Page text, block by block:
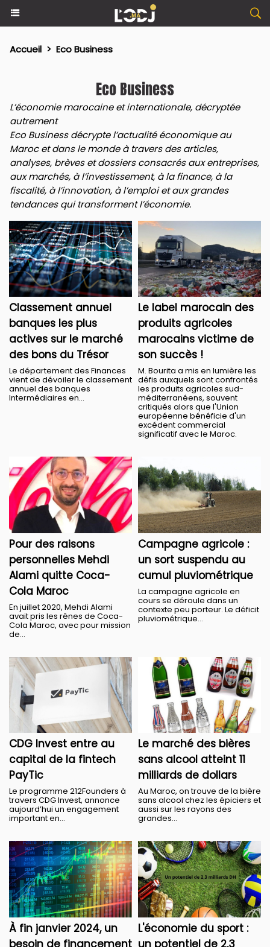
Accueil > Eco Business
Eco Business
L’économie marocaine et internationale, décryptée
autrement
Eco Business décrypte l’actualité économique au
Maroc et dans le monde à travers des articles,
analyses, brèves et dossiers consacrés aux entreprises,
aux marchés, à l’investissement, à la finance, à la
fiscalité, à l’innovation, à l’emploi et aux grandes
tendances qui transforment l’économie.
Classement annuel
banques les plus
actives sur le marché
des bons du Trésor
Le département des Finances
vient de dévoiler le classement
annuel des banques
Intermédiaires en...
Le label marocain des
produits agricoles
marocains victime de
son succès !
M. Bourita a mis en lumière les
défis auxquels sont confrontés
les produits agricoles sud-
méditerranéens, souvent
critiqués alors que l'Union
européenne bénéficie d'un
excédent commercial
significatif avec le Maroc.
Pour des raisons
personnelles Mehdi
Alami quitte Coca-
Cola Maroc
En juillet 2020, Mehdi Alami
avait pris les rênes de Coca-
Cola Maroc, avec pour mission
de...
Campagne agricole :
un sort suspendu au
cumul pluviométrique
La campagne agricole en
cours se déroule dans un
contexte peu porteur. Le déficit
pluviométrique...
CDG Invest entre au
capital de la fintech
PayTic
Le programme 212Founders à
travers CDG Invest, annonce
aujourd’hui un engagement
important en...
Le marché des bières
sans alcool atteint 11
milliards de dollars
Au Maroc, on trouve de la bière
sans alcool chez les épiciers et
aussi sur les rayons des
grandes...
À fin janvier 2024, un
besoin de financement
L'économie du sport :
un potentiel de 2,3